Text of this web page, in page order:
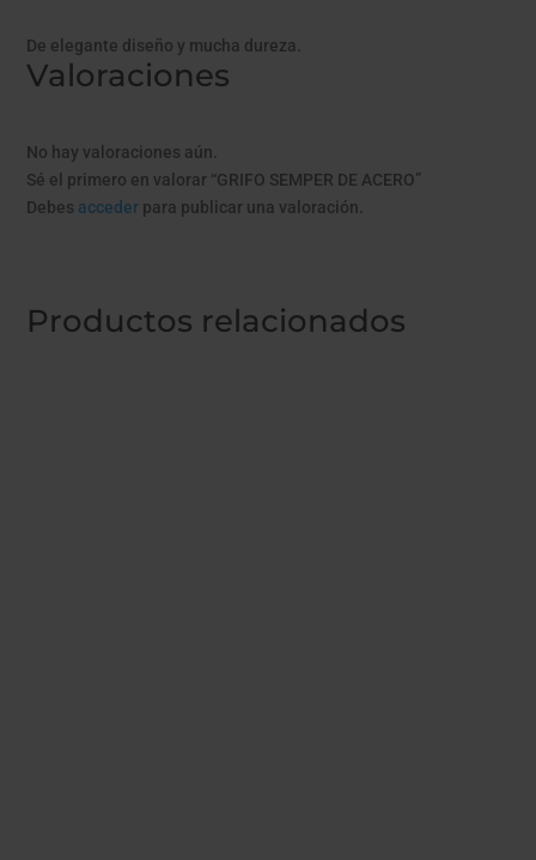
De elegante diseño y mucha dureza.
Valoraciones
No hay valoraciones aún.
Sé el primero en valorar “GRIFO SEMPER DE ACERO”
Debes acceder para publicar una valoración.
Productos relacionados